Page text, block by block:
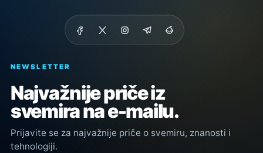
NEWSLETTER
Najvažnije priče iz
svemira na e-mailu.
Prijavite se za najvažnije priče o svemiru, znanosti i
tehnologiji.